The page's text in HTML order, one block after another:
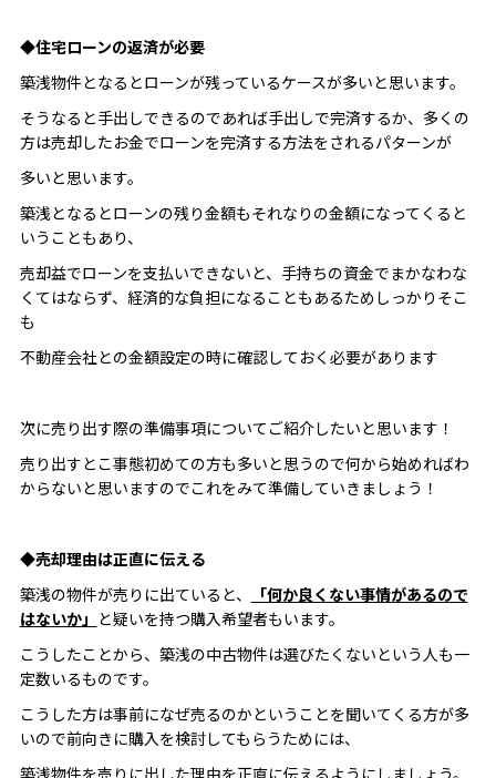
◆住宅ローンの返済が必要
築浅物件となるとローンが残っているケースが多いと思います。
そうなると手出しできるのであれば手出しで完済するか、多くの
方は売却したお金でローンを完済する方法をされるパターンが
多いと思います。
築浅となるとローンの残り金額もそれなりの金額になってくると
いうこともあり、
売却益でローンを支払いできないと、手持ちの資金でまかなわな
くてはならず、経済的な負担になることもあるためしっかりそこ
も
不動産会社との金額設定の時に確認しておく必要があります
次に売り出す際の準備事項についてご紹介したいと思います！
売り出すとこ事態初めての方も多いと思うので何から始めればわ
からないと思いますのでこれをみて準備していきましょう！
◆売却理由は正直に伝える
築浅の物件が売りに出ていると、
「何か良くない事情があるので
はないか」 と疑いを持つ購入希望者もいます。
こうしたことから、築浅の中古物件は選びたくないという人も一
定数いるものです。
こうした方は事前になぜ売るのかということを聞いてくる方が多
いので前向きに購入を検討してもらうためには、